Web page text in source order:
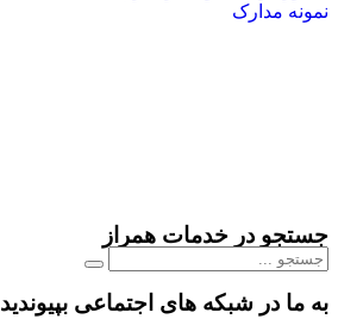
نمونه مدارک
جستجو در خدمات همراز
به ما در شبکه های اجتماعی بپیوندید